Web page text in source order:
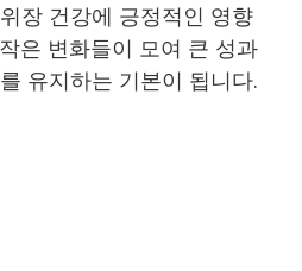
장 건강에 긍정적인 영향
은 변화들이 모여 큰 성과
유지하는 기본이 됩니다.